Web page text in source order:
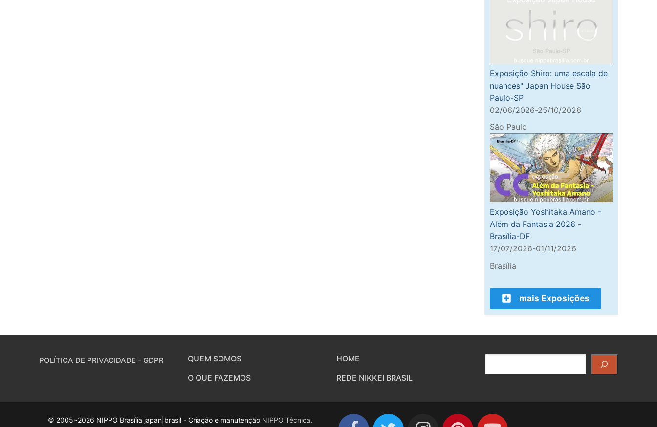
Exposição Shiro: uma escala de
nuances" Japan House São
Paulo-SP
02/06/2026-25/10/2026
São Paulo
Exposição Yoshitaka Amano -
Além da Fantasia 2026 -
Brasília-DF
17/07/2026-01/11/2026
Brasília
mais Exposições
POLÍTICA DE PRIVACIDADE - GDPR
QUEM SOMOS
O QUE FAZEMOS
HOME
REDE NIKKEI BRASIL
© 2005~2026 NIPPO Brasília japan|brasil - Criação e manutenção NIPPO Técnica.